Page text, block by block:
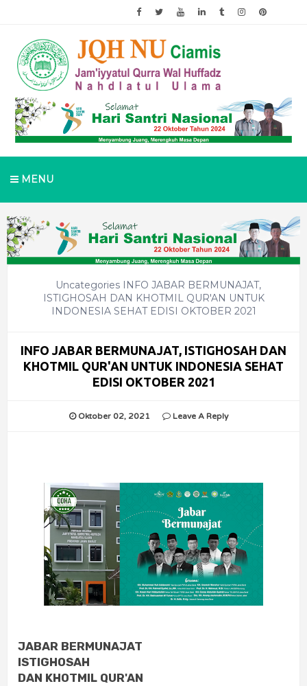
MENU
Uncategories INFO JABAR BERMUNAJAT,
ISTIGHOSAH DAN KHOTMIL QUR'AN UNTUK
INDONESIA SEHAT EDISI OKTOBER 2021
INFO JABAR BERMUNAJAT, ISTIGHOSAH DAN
KHOTMIL QUR'AN UNTUK INDONESIA SEHAT
EDISI OKTOBER 2021
Oktober 02, 2021 Leave A Reply
JABAR BERMUNAJAT
ISTIGHOSAH
DAN KHOTMIL QUR'AN